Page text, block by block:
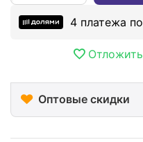
4 платежа по
Отложить
Оптовые скидки